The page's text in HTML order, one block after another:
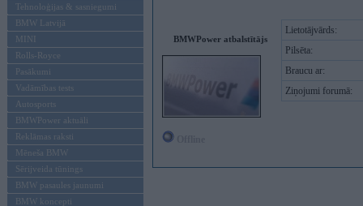
Tehnoloģijas & sasniegumi
BMW Latvijā
MINI
Rolls-Royce
Pasākumi
Vadāmības tests
Autosports
BMWPower aktuāli
Reklāmas raksti
Mēneša BMW
Sērijveida tūnings
BMW pasaules jaunumi
BMW koncepti
BMWPower atbalstītājs
Lietotājvārds:
Pilsēta:
Braucu ar:
Ziņojumi forumā: